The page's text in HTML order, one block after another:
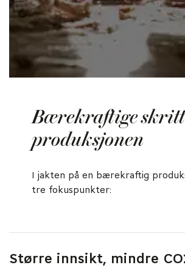
Bærekraftige
produksjonen
I jakten på en bærekraftig
tre fokuspunkter:
Større innsikt, mindre